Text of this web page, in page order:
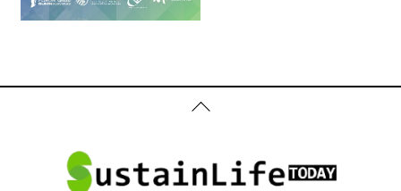
Back
To